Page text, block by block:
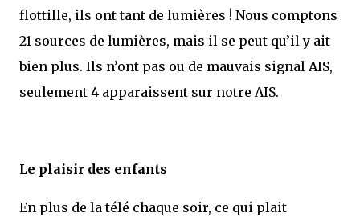
flottille, ils ont tant de lumières ! Nous comptons
21 sources de lumières, mais il se peut qu’il y ait
bien plus. Ils n’ont pas ou de mauvais signal AIS,
seulement 4 apparaissent sur notre AIS.
Le plaisir des enfants
En plus de la télé chaque soir, ce qui plait